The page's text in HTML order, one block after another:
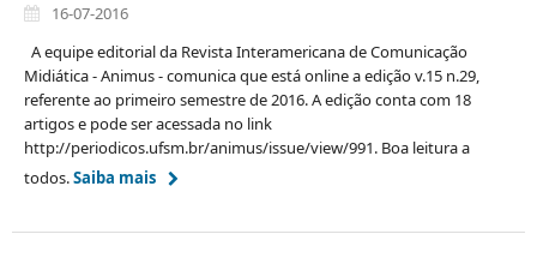
16-07-2016
A equipe editorial da Revista Interamericana de Comunicação
Midiática - Animus - comunica que está online a edição v.15 n.29,
referente ao primeiro semestre de 2016. A edição conta com 18
artigos e pode ser acessada no link
http://periodicos.ufsm.br/animus/issue/view/991. Boa leitura a
todos.Saiba mais